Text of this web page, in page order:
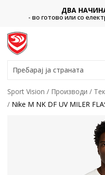
ДВА
- во готово или со
Пребарај ја страната
Sport Vision Производи
Nike M NK DF UV MILER